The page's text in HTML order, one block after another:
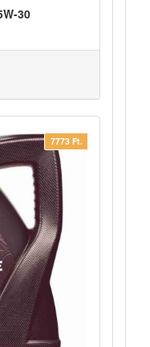
30
7773 Ft.